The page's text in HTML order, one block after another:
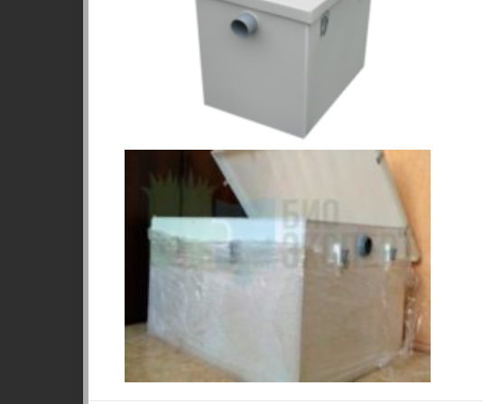
Честность и качество
15 лет специализация по
канализации, 23 года опыта в
строительстве